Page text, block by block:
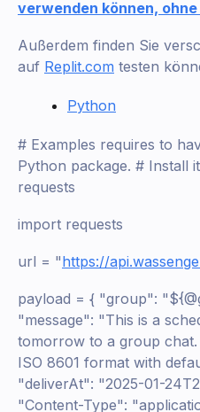
verwenden können,
Außerdem finden Sie
auf Replit.com testen
Python
# Examples requires to
Python package. # Install
requests
import requests
url = "https://
payload = { "group":
"message": "This is a
tomorrow to a group
ISO 8601 format with
"deliverAt": "2025-01-
"Content-Type":